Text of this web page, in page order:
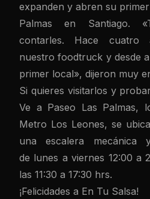
expanden y abren su
Palmas en Santiago.
contarles. Hace cuatro
nuestro foodtruck y desde
primer local», dijeron muy
Si quieres visitarlos y
Ve a Paseo Las Palmas,
Metro Los Leones, se
una escalera mecánica
de lunes a viernes 12:00 a
las 11:30 a 17:30 hrs.
¡Felicidades a En Tu Salsa!